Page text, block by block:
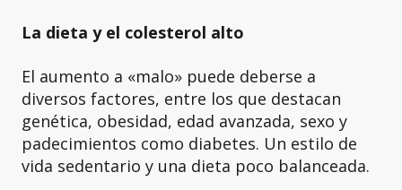
La dieta y el colesterol alto
El aumento a «malo» puede deberse a
diversos factores, entre los que destacan
genética, obesidad, edad avanzada, sexo y
padecimientos como diabetes. Un estilo de
vida sedentario y una dieta poco balanceada.